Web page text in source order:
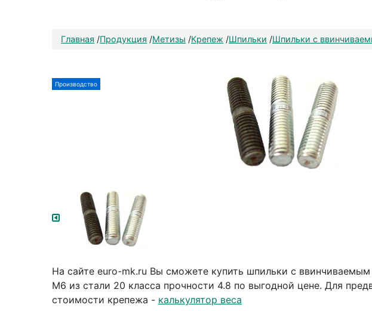
Главная /Продукция /Метизы /Крепеж /Шпильки /Шпильки с
Производство
На сайте euro-mk.ru Вы сможете купить шпильки с
М6 из стали 20 класса прочности 4.8 по выгодной цене. Для
стоимости крепежа - калькулятор веса